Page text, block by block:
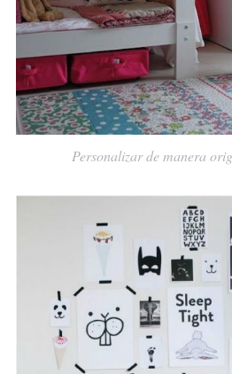
Personalizar de manera